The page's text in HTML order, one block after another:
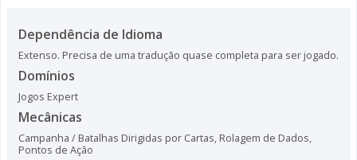
Dependência de Idioma
Extenso. Precisa de uma tradução quase completa para ser jogado.
Domínios
Jogos Expert
Mecânicas
Campanha / Batalhas Dirigidas por Cartas, Rolagem de Dados,
Pontos de Ação